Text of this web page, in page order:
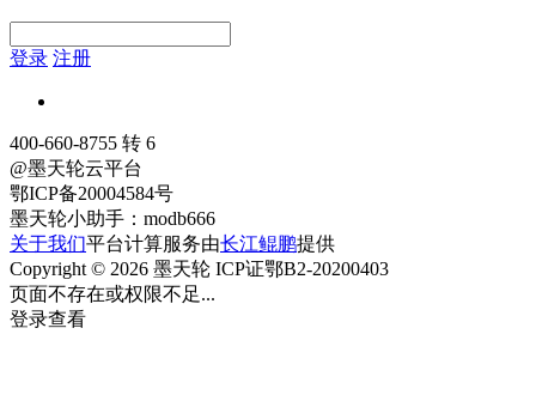
登录 注册
400-660-8755 转 6
@墨天轮云平台
鄂ICP备20004584号
墨天轮小助手：modb666
关于我们平台计算服务由长江鲲鹏提供
Copyright © 2026 墨天轮 ICP证鄂B2-20200403
页面不存在或权限不足...
登录查看